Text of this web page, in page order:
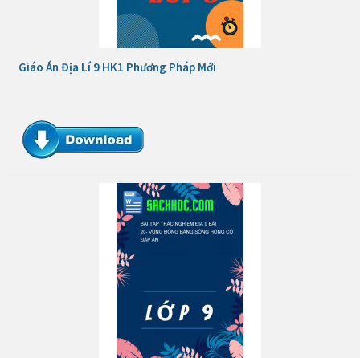
Giáo Án Địa Lí 9 HK1 Phương Pháp Mới